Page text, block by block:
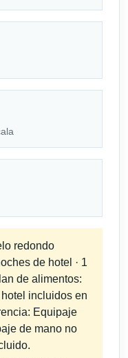
redondo
de hotel · 1
de alimentos:
incluidos en
Equipaje
de mano no